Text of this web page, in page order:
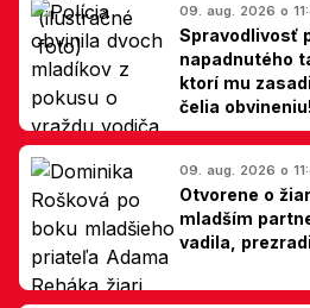
09. aug. 2026 o
Spravodlivosť
napadnutého
ktorí mu
čelia obvineniu!
09. aug. 2026 o
Otvorene o
mladším
vadila,